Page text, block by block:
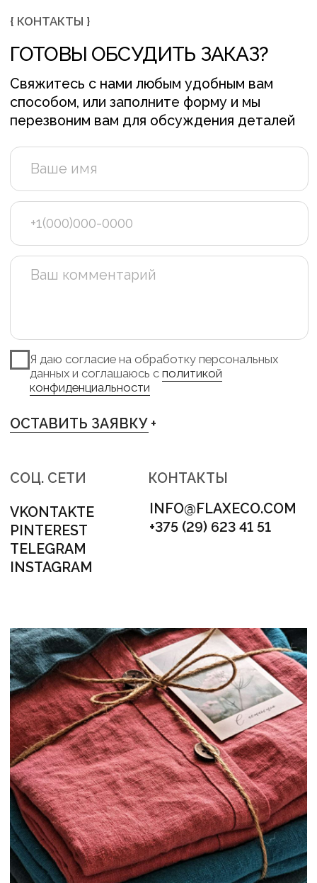
МЕНЮ
+375 (29) 623 41 51
НОМЕР ДЛЯ СВЯЗИ
ПРОДУКЦИЯ
VKONTAKTE +
PINTEREST +
МИНСК, ЛОГОЙСКИЙ ТРАКТ 28/1
ГОТОВЫЕ ИЗДЕЛИЯ
СЕРТИФИКАТЫ
КОНТАКТЫ
ПУБЛИКАЦИИ
ДОСТАВКА И ОПЛАТА
КАК ЗДЕСЬ ВСЕ УСТРОЕНО
ПОСТЕЛЬНОЕ БЕЛЬЕ
ДЕТСКОЕ ПОСТЕЛЬНОЕ БЕЛЬЁ
ПЛЕДЫ И ОДЕЯЛА
ШТОРЫ
ОДЕЖДА
СТОЛОВЫЙ ТЕКСТИЛЬ
ПОДУШКИ
РУЧНАЯ ВЫШИВКА
РУШНИКИ
БАЛДАХИНЫ